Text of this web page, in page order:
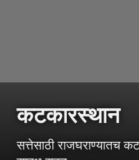
कटकारस्थान
सत्तेसाठी राजघराण्यातच